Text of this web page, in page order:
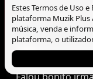
Entra na tua
Dom
@dom-
Estes Termos de Uso
plataforma Muzik Plus
música, venda e
plataforma, o